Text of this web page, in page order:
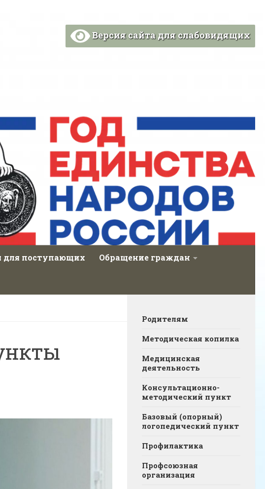
Версия сайта для слабовидящих
поступающих Обращение граждан
Родителям
Методическая копилка
Медицинская
деятельность
Консультационно-
методический пункт
Базовый (опорный)
логопедический пункт
Профилактика
Профсоюзная
организация